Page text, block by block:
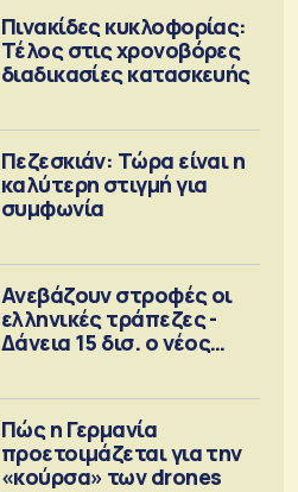
Πινακίδες κυκλοφορίας:
Τέλος στις χρονοβόρες
διαδικασίες κατασκευής
Πεζεσκιάν: Τώρα είναι η
καλύτερη στιγμή για
συμφωνία
Ανεβάζουν στροφές οι
ελληνικές τράπεζες -
Δάνεια 15 δισ. ο νέος
Πώς η Γερμανία
προετοιμάζεται για την
«κούρσα» των drones